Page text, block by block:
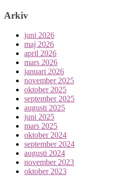
Arkiv
juni 2026
maj 2026
april 2026
mars 2026
januari 2026
november 2025
oktober 2025
september 2025
augusti 2025
juni 2025
mars 2025
oktober 2024
september 2024
augusti 2024
november 2023
oktober 2023